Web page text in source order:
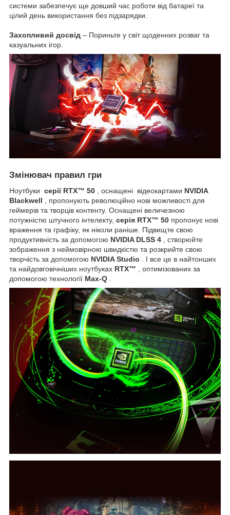
системи забезпечує ще довший час роботи від батареї та
цілий день використання без підзарядки.
Захопливий досвід – Пориньте у світ щоденних розваг та
казуальних ігор.
Змінювач правил гри
Ноутбуки серії RTX™ 50 , оснащені відеокартами NVIDIA
Blackwell , пропонують революційно нові можливості для
геймерів та творців контенту. Оснащені величезною
потужністю штучного інтелекту, серія RTX™ 50 пропонує нові
враження та графіку, як ніколи раніше. Підвищте свою
продуктивність за допомогою NVIDIA DLSS 4 , створюйте
зображення з неймовірною швидкістю та розкрийте свою
творчість за допомогою NVIDIA Studio . І все це в найтонших
та найдовговічніших ноутбуках RTX™ , оптимізованих за
допомогою технології Max-Q